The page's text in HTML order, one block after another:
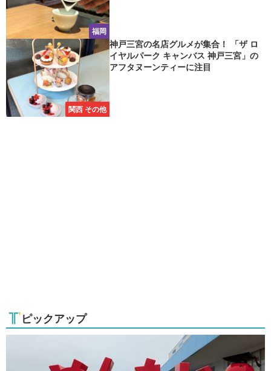
福岡
関西 その他
神戸三宮の名店グルメが集合！ 「ザ ロ
イヤルパーク キャンバス 神戸三宮」の
アフタヌーンティーに注目
ピックアップ